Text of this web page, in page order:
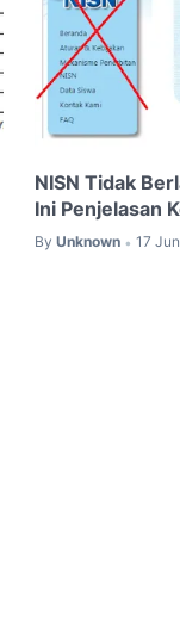
NISN Tidak
Ini Penjelasan
By Unknown • 17